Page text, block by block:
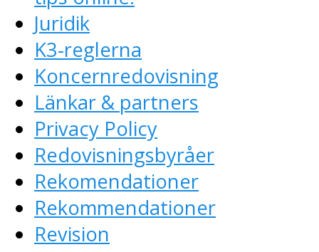
Juridik
K3-reglerna
Koncernredovisning
Länkar & partners
Privacy Policy
Redovisningsbyråer
Rekomendationer
Rekommendationer
Revision